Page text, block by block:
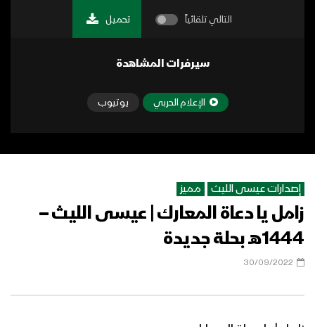
التالي تلقائياً تحميل
سيرفرات المشاهدة
الإعلام الحربي يوتيوب
إصدارات عيسى الليث مميز
زامل يا دعاة المعارك | عيسى الليث –
1444هـ بحلة جديدة
30/09/2022